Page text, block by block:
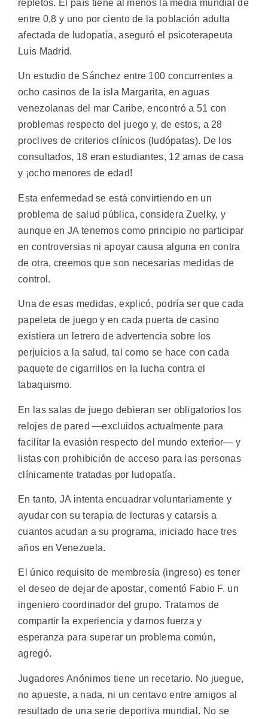
repletos. El país tiene al menos la media mundial de
entre 0,8 y uno por ciento de la población adulta
afectada de ludopatía, aseguró el psicoterapeuta
Luis Madrid.
Un estudio de Sánchez entre 100 concurrentes a
ocho casinos de la isla Margarita, en aguas
venezolanas del mar Caribe, encontró a 51 con
problemas respecto del juego y, de estos, a 28
proclives de criterios clínicos (ludópatas). De los
consultados, 18 eran estudiantes, 12 amas de casa
y ¡ocho menores de edad!
Esta enfermedad se está convirtiendo en un
problema de salud pública, considera Zuelky, y
aunque en JA tenemos como principio no participar
en controversias ni apoyar causa alguna en contra
de otra, creemos que son necesarias medidas de
control.
Una de esas medidas, explicó, podría ser que cada
papeleta de juego y en cada puerta de casino
existiera un letrero de advertencia sobre los
perjuicios a la salud, tal como se hace con cada
paquete de cigarrillos en la lucha contra el
tabaquismo.
En las salas de juego debieran ser obligatorios los
relojes de pared —excluidos actualmente para
facilitar la evasión respecto del mundo exterior— y
listas con prohibición de acceso para las personas
clínicamente tratadas por ludopatía.
En tanto, JA intenta encuadrar voluntariamente y
ayudar con su terapia de lecturas y catarsis a
cuantos acudan a su programa, iniciado hace tres
años en Venezuela.
El único requisito de membresía (ingreso) es tener
el deseo de dejar de apostar, comentó Fabio F. un
ingeniero coordinador del grupo. Tratamos de
compartir la experiencia y darnos fuerza y
esperanza para superar un problema común,
agregó.
Jugadores Anónimos tiene un recetario. No juegue,
no apueste, a nada, ni un centavo entre amigos al
resultado de una serie deportiva mundial. No se